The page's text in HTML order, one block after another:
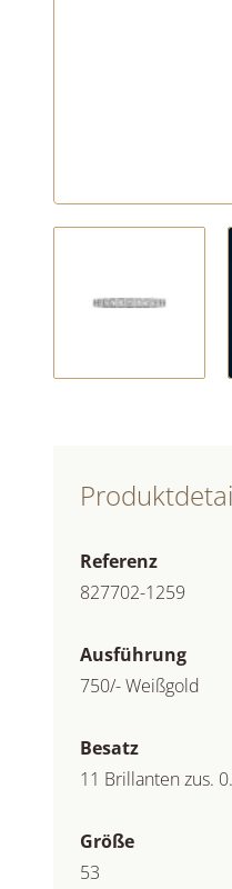
Referenz
827702-1259
Ausführung
750/- Weißgold
Besatz
11 Brillanten zus.
Größe
53